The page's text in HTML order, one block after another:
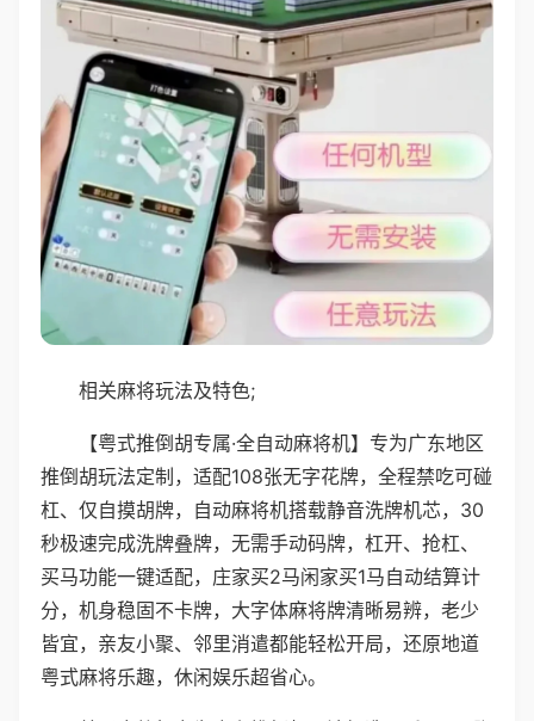
相关麻将玩法及特色;
【粤式推倒胡专属·全自动麻将机】专为广东地区
推倒胡玩法定制，适配108张无字花牌，全程禁吃可碰
杠、仅自摸胡牌，自动麻将机搭载静音洗牌机芯，30
秒极速完成洗牌叠牌，无需手动码牌，杠开、抢杠、
买马功能一键适配，庄家买2马闲家买1马自动结算计
分，机身稳固不卡牌，大字体麻将牌清晰易辨，老少
皆宜，亲友小聚、邻里消遣都能轻松开局，还原地道
粤式麻将乐趣，休闲娱乐超省心。